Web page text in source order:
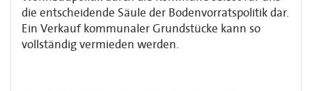
die entscheidende Säule der Bodenvorratspolitik dar.
Ein Verkauf kommunaler Grundstücke kann so
vollständig vermieden werden.